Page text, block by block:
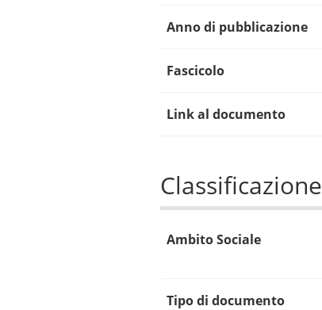
Anno di pubblicazione
Fascicolo
Link al documento
Classificazione
Ambito Sociale
Tipo di documento